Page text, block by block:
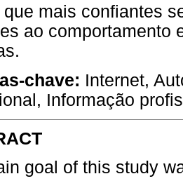
que mais confiantes
ao comportamento
chave: Internet,
Informação
goal of this study